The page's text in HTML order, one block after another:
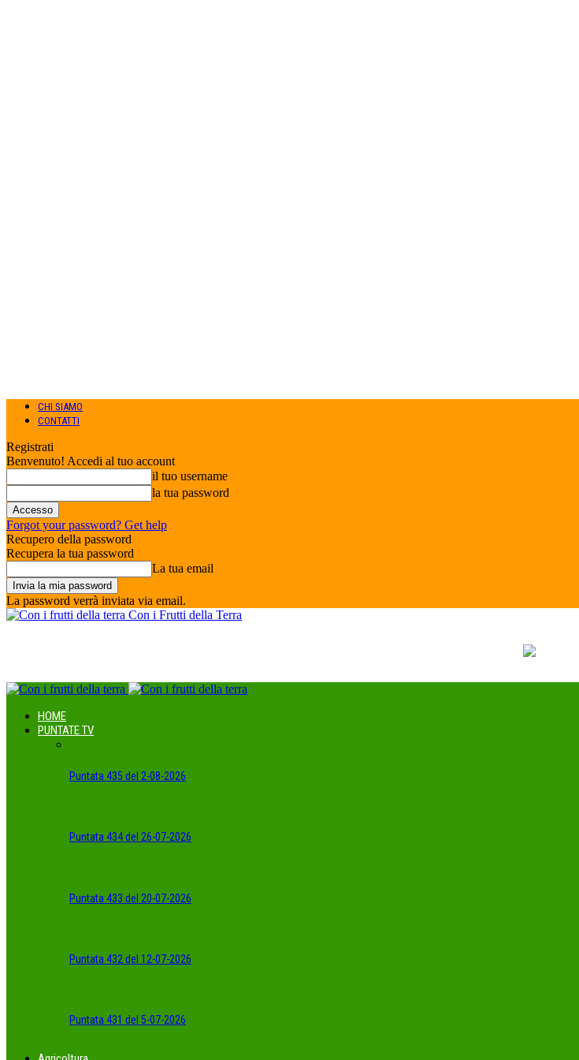
CHI SIAMO
CONTATTI
Registrati
Benvenuto! Accedi al tuo account
il tuo username
la tua password
Forgot your password? Get help
Recupero della password
Recupera la tua password
La tua email
La password verrà inviata via email.
Con i Frutti della Terra
HOME
PUNTATE TV
Puntata 435 del 2-08-2026
Puntata 434 del 26-07-2026
Puntata 433 del 20-07-2026
Puntata 432 del 12-07-2026
Puntata 431 del 5-07-2026